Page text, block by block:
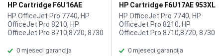
HP Cartridge F6U16AE
953XL Cyan
HP OfficeJet Pro 7740, HP
OfficeJet Pro 8210, HP
OfficeJet Pro 8710,8720, 8730
0 mjeseci garancija
HP Cartridge F6U17AE 953XL
Magenta
HP OfficeJet Pro 7740, HP
OfficeJet Pro 8210, HP
OfficeJet Pro 8710,8720, 8730
0 mjeseci garancija